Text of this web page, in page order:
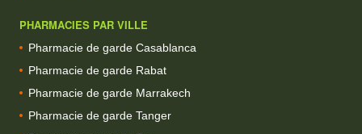
PHARMACIES PAR VILLE
Pharmacie de garde Casablanca
Pharmacie de garde Rabat
Pharmacie de garde Marrakech
Pharmacie de garde Tanger